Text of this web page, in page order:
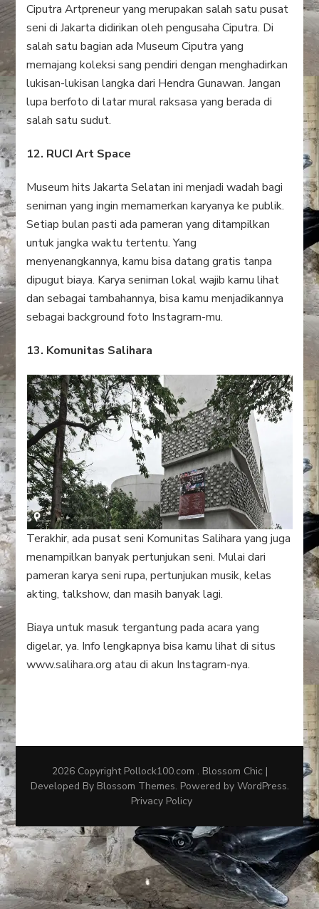
Ciputra Artpreneur yang merupakan salah satu pusat
seni di Jakarta didirikan oleh pengusaha Ciputra. Di
salah satu bagian ada Museum Ciputra yang
memajang koleksi sang pendiri dengan menghadirkan
lukisan-lukisan langka dari Hendra Gunawan. Jangan
lupa berfoto di latar mural raksasa yang berada di
salah satu sudut.
12. RUCI Art Space
Museum hits Jakarta Selatan ini menjadi wadah bagi
seniman yang ingin memamerkan karyanya ke publik.
Setiap bulan pasti ada pameran yang ditampilkan
untuk jangka waktu tertentu. Yang
menyenangkannya, kamu bisa datang gratis tanpa
dipugut biaya. Karya seniman lokal wajib kamu lihat
dan sebagai tambahannya, bisa kamu menjadikannya
sebagai background foto Instagram-mu.
13. Komunitas Salihara
Terakhir, ada pusat seni Komunitas Salihara yang juga
menampilkan banyak pertunjukan seni. Mulai dari
pameran karya seni rupa, pertunjukan musik, kelas
akting, talkshow, dan masih banyak lagi.
Biaya untuk masuk tergantung pada acara yang
digelar, ya. Info lengkapnya bisa kamu lihat di situs
www.salihara.org atau di akun Instagram-nya.
2026 Copyright Pollock100.com . Blossom Chic |
Developed By Blossom Themes. Powered by WordPress.
Privacy Policy